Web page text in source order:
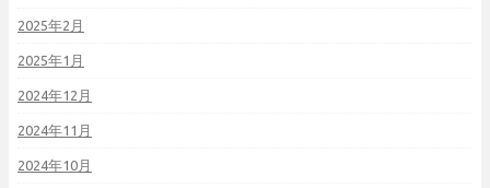
2025年2月
2025年1月
2024年12月
2024年11月
2024年10月